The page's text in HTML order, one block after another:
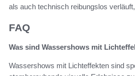
als auch technisch reibungslos
FAQ
Was sind Wassershows mit
Wassershows mit Lichteffekten sind